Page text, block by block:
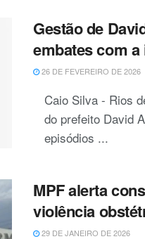
Gestão de
embates com
26 DE FEVEREIRO DE 2026
Caio Silva - Rios
do prefeito David
episódios ...
MPF alerta
violência
29 DE JANEIRO DE 2026